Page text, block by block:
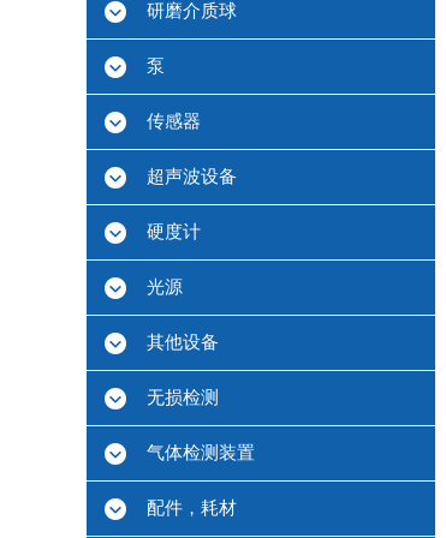
研磨介质球
泵
传感器
超声波设备
硬度计
光源
其他设备
无损检测
气体检测装置
配件，耗材